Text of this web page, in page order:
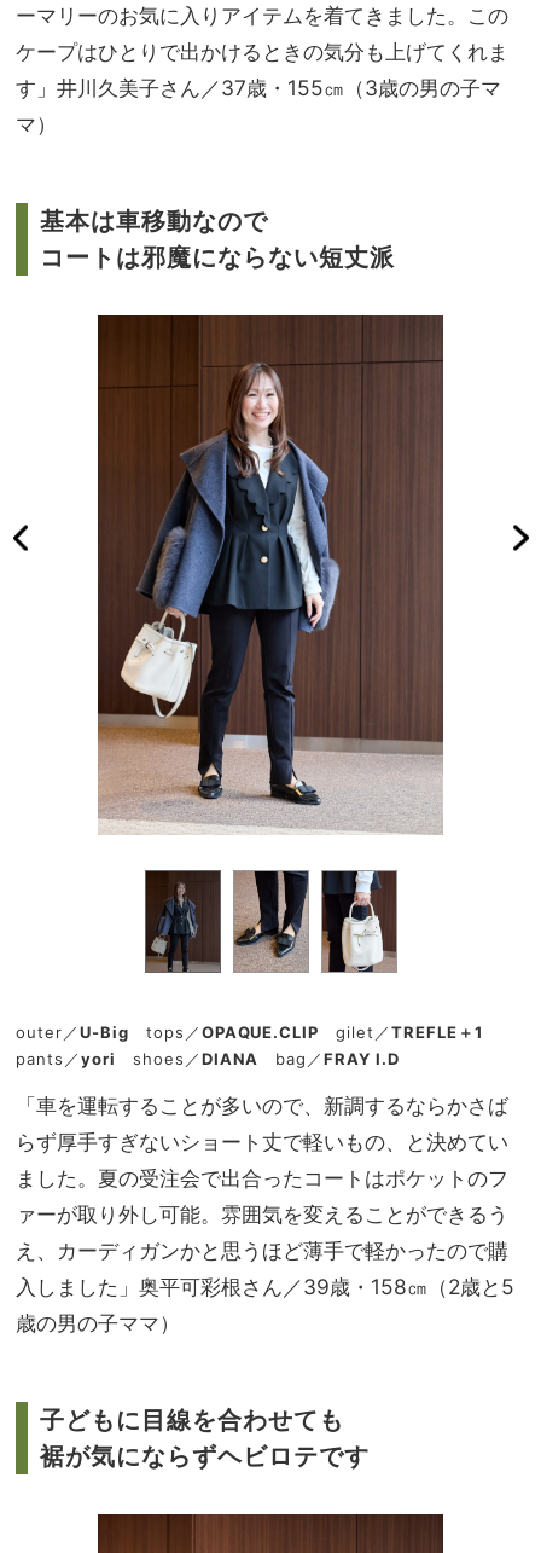
ーマリーのお気に入りアイテムを着てきました。この
ケープはひとりで出かけるときの気分も上げてくれま
す」井川久美子さん／37歳・155㎝（3歳の男の子マ
マ）
基本は車移動なので
コートは邪魔にならない短丈派
outer／U-Big tops／OPAQUE.CLIP gilet／TREFLE＋1
pants／yori shoes／DIANA bag／FRAY I.D
「車を運転することが多いので、新調するならかさば
らず厚手すぎないショート丈で軽いもの、と決めてい
ました。夏の受注会で出合ったコートはポケットのフ
ァーが取り外し可能。雰囲気を変えることができるう
え、カーディガンかと思うほど薄手で軽かったので購
入しました」奥平可彩根さん／39歳・158㎝（2歳と5
歳の男の子ママ）
子どもに目線を合わせても
裾が気にならずヘビロテです